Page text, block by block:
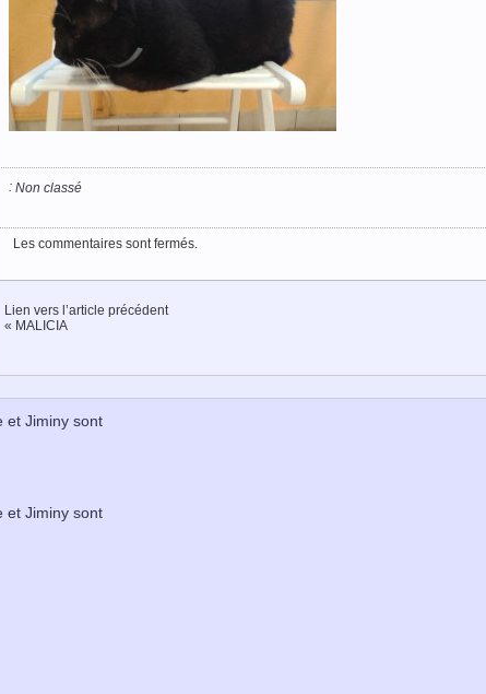
: Non classé
Les commentaires sont fermés.
Lien vers l’article précédent
« MALICIA
et Jiminy sont
et Jiminy sont